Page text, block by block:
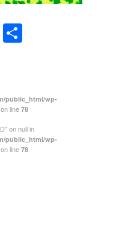
E
public_html/wp-
on line 78
on null in
public_html/wp-
on line 78